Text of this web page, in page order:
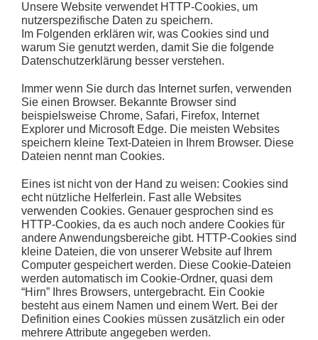
Unsere Website verwendet HTTP-Cookies, um
nutzerspezifische Daten zu speichern.
Im Folgenden erklären wir, was Cookies sind und
warum Sie genutzt werden, damit Sie die folgende
Datenschutzerklärung besser verstehen.
Immer wenn Sie durch das Internet surfen, verwenden
Sie einen Browser. Bekannte Browser sind
beispielsweise Chrome, Safari, Firefox, Internet
Explorer und Microsoft Edge. Die meisten Websites
speichern kleine Text-Dateien in Ihrem Browser. Diese
Dateien nennt man Cookies.
Eines ist nicht von der Hand zu weisen: Cookies sind
echt nützliche Helferlein. Fast alle Websites
verwenden Cookies. Genauer gesprochen sind es
HTTP-Cookies, da es auch noch andere Cookies für
andere Anwendungsbereiche gibt. HTTP-Cookies sind
kleine Dateien, die von unserer Website auf Ihrem
Computer gespeichert werden. Diese Cookie-Dateien
werden automatisch im Cookie-Ordner, quasi dem
“Hirn” Ihres Browsers, untergebracht. Ein Cookie
besteht aus einem Namen und einem Wert. Bei der
Definition eines Cookies müssen zusätzlich ein oder
mehrere Attribute angegeben werden.